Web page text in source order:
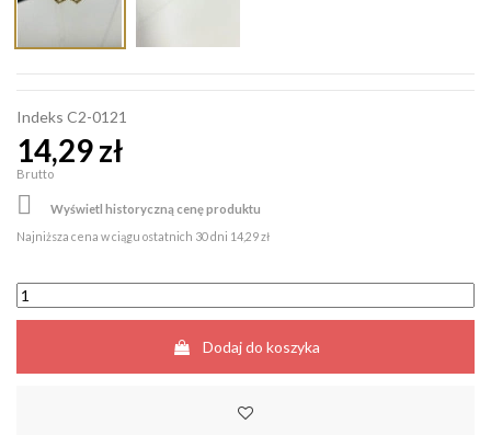
Indeks C2-0121
14,29 zł
Brutto

Wyświetl historyczną cenę produktu
Najniższa cena w ciągu ostatnich 30 dni 14,29 zł
Dodaj do koszyka